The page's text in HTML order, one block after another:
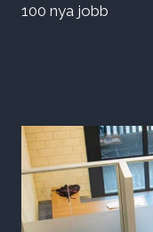
100 nya jobb